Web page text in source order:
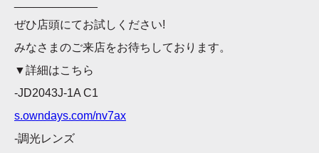
ぜひ店頭にてお試しください!
みなさまのご来店をお待ちしております。
▼詳細はこちら
-JD2043J-1A C1
s.owndays.com/nv7ax
-調光レンズ